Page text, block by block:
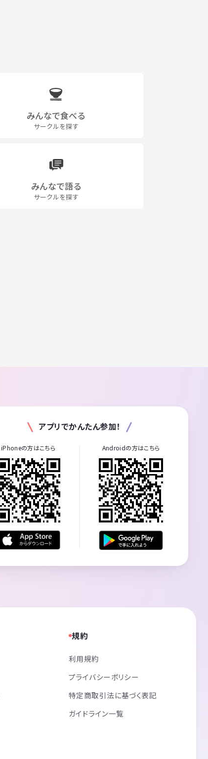
みんなで食べる
サークルを探す
みんなで語る
サークルを探す
アプリでかんたん参加！
iPhoneの方はこちら Androidの方はこちら
規約
利用規約
プライバシーポリシー
特定商取引法に基づく表記
ガイドライン一覧